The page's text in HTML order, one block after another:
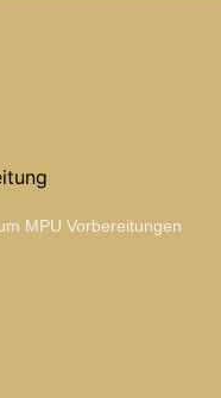
MPU Vorbereitungen